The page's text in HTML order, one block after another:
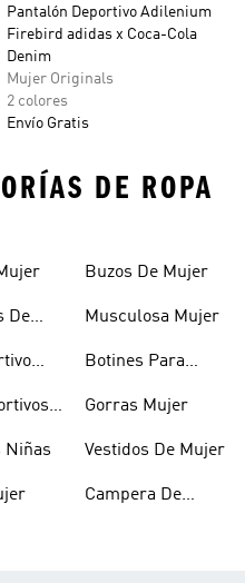
Pantalón Deportivo Adilenium
Firebird adidas x Coca-Cola
Denim
Mujer Originals
2 colores
Envío Gratis
DE ROPA
De
Niñas
Buzos De Mujer
Musculosa Mujer
Botines Para
Gorras Mujer
Vestidos De Mujer
Campera De